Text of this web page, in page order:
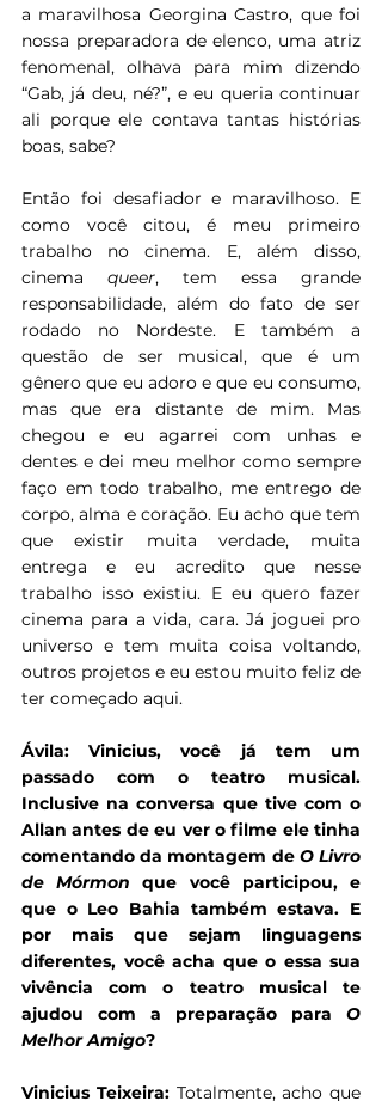
a maravilhosa Georgina Castro, que foi
nossa preparadora de elenco, uma atriz
fenomenal, olhava para mim dizendo
“Gab, já deu, né?”, e eu queria continuar
ali porque ele contava tantas histórias
boas, sabe?
Então foi desafiador e maravilhoso. E
como você citou, é meu primeiro
trabalho no cinema. E, além disso,
cinema queer, tem essa grande
responsabilidade, além do fato de ser
rodado no Nordeste. E também a
questão de ser musical, que é um
gênero que eu adoro e que eu consumo,
mas que era distante de mim. Mas
chegou e eu agarrei com unhas e
dentes e dei meu melhor como sempre
faço em todo trabalho, me entrego de
corpo, alma e coração. Eu acho que tem
que existir muita verdade, muita
entrega e eu acredito que nesse
trabalho isso existiu. E eu quero fazer
cinema para a vida, cara. Já joguei pro
universo e tem muita coisa voltando,
outros projetos e eu estou muito feliz de
ter começado aqui.
Ávila: Vinicius, você já tem um
passado com o teatro musical.
Inclusive na conversa que tive com o
Allan antes de eu ver o filme ele tinha
comentando da montagem de O Livro
de Mórmon que você participou, e
que o Leo Bahia também estava. E
por mais que sejam linguagens
diferentes, você acha que o essa sua
vivência com o teatro musical te
ajudou com a preparação para O
Melhor Amigo?
Vinicius Teixeira: Totalmente, acho que